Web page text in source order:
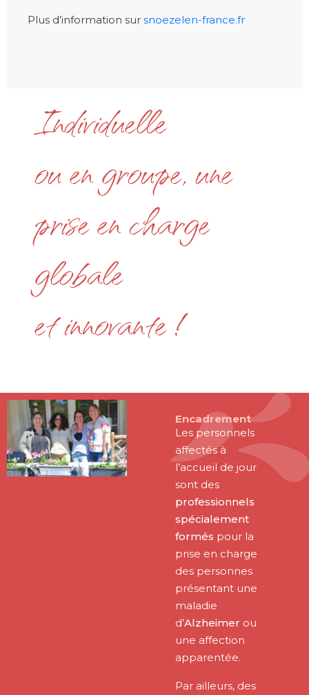
Plus d’information sur snoezelen-france.fr
Individuelle
ou en groupe, une
prise en charge
globale
et innovante !
Encadrement
Les personnels
affectés à
l’accueil de jour
sont des
professionnels
spécialement
formés pour la
prise en charge
des personnes
présentant une
maladie
d’Alzheimer ou
une affection
apparentée.
Par ailleurs, des